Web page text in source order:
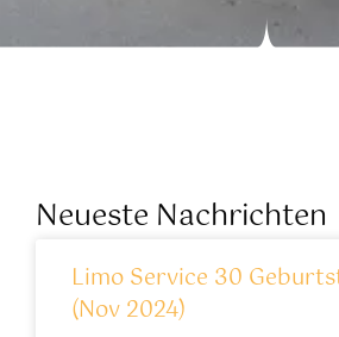
Neueste Nachrichten
Limo Service 30
(Nov 2024)